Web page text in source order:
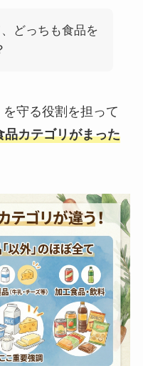
どっちも食品を
守る役割を担って
品カテゴリがまった